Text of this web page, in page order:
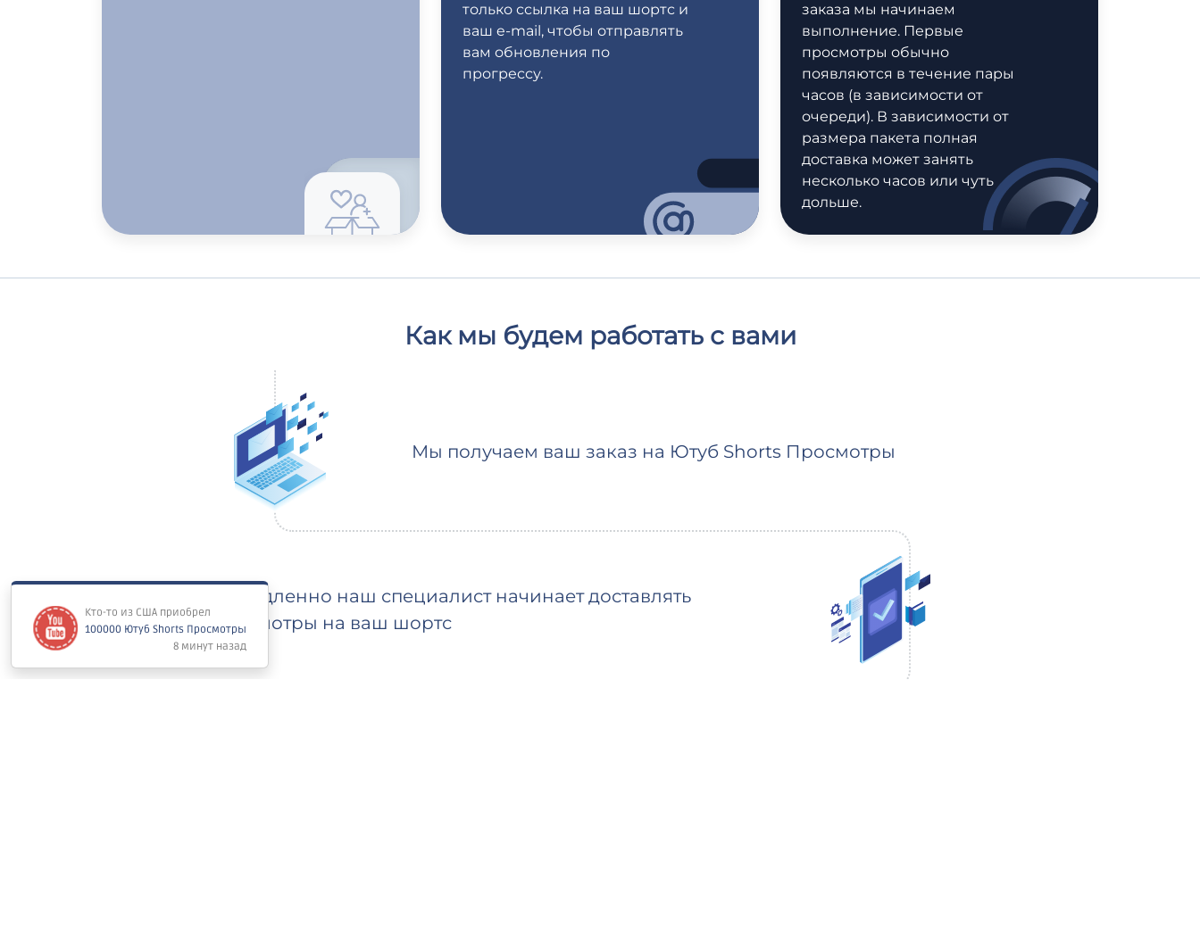
только ссылка на ваш шортс и
ваш e-mail, чтобы отправлять
вам обновления по
прогрессу.
заказа мы начинаем
выполнение. Первые
просмотры обычно
появляются в течение пары
часов (в зависимости от
очереди). В зависимости от
размера пакета полная
доставка может занять
несколько часов или чуть
дольше.
Как мы будем работать с вами
Мы получаем ваш заказ на Ютуб Shorts Просмотры
Немедленно наш специалист начинает доставлять
просмотры на ваш шортс